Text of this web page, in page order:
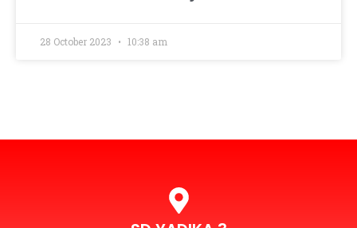
28 October 2023 10:38 am